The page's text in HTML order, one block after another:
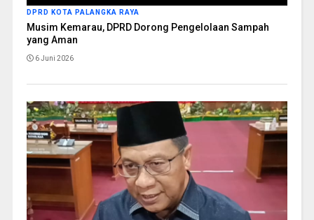
DPRD KOTA PALANGKA RAYA
Musim Kemarau, DPRD Dorong Pengelolaan Sampah
yang Aman
6 Juni 2026